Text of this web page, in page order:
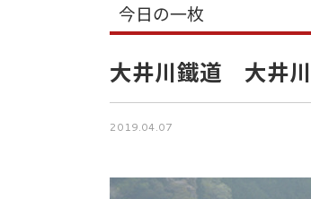
今日の一枚
大井川鐵道 大井
2019.04.07